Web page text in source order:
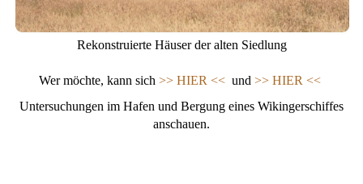
Rekonstruierte Häuser der alten Siedlung
Wer möchte, kann sich >> HIER << und >> HIER <<
Untersuchungen im Hafen und Bergung eines Wikingerschiffes
anschauen.